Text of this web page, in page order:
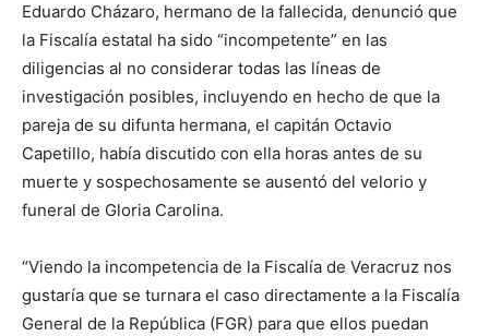
Eduardo Cházaro, hermano de la fallecida, denunció que
la Fiscalía estatal ha sido “incompetente” en las
diligencias al no considerar todas las líneas de
investigación posibles, incluyendo en hecho de que la
pareja de su difunta hermana, el capitán Octavio
Capetillo, había discutido con ella horas antes de su
muerte y sospechosamente se ausentó del velorio y
funeral de Gloria Carolina.
“Viendo la incompetencia de la Fiscalía de Veracruz nos
gustaría que se turnara el caso directamente a la Fiscalía
General de la República (FGR) para que ellos puedan